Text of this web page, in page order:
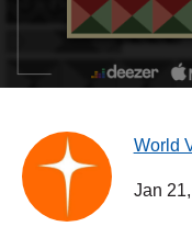
World
Jan